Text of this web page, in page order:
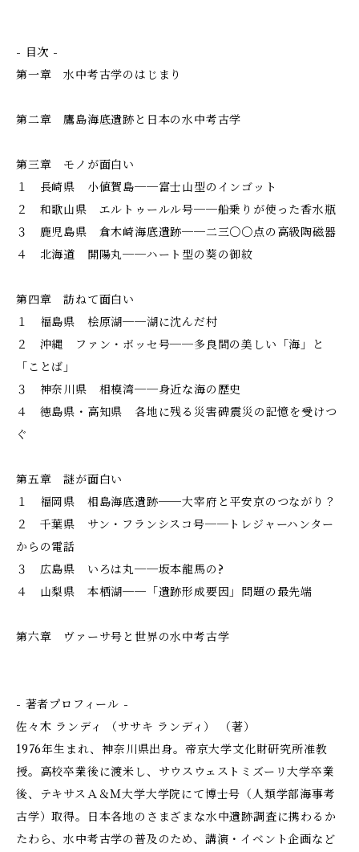
- 目次 -
第一章 水中考古学のはじまり
第二章 鷹島海底遺跡と日本の水中考古学
第三章 モノが面白い
１ 長崎県 小値賀島──富士山型のインゴット
２ 和歌山県 エルトゥールル号──船乗りが使った香水瓶
３ 鹿児島県 倉木崎海底遺跡──二三〇〇点の高級陶磁器
４ 北海道 開陽丸──ハート型の葵の御紋
第四章 訪ねて面白い
１ 福島県 桧原湖──湖に沈んだ村
２ 沖縄 ファン・ボッセ号──多良間の美しい「海」と
「ことば」
３ 神奈川県 相模湾──身近な海の歴史
４ 徳島県・高知県 各地に残る災害碑――震災の記憶を受けつ
ぐ
第五章 謎が面白い
１ 福岡県 相島海底遺跡──大宰府と平安京のつながり？
２ 千葉県 サン・フランシスコ号──トレジャーハンター
からの電話
３ 広島県 いろは丸──坂本龍馬の?
４ 山梨県 本栖湖──「遺跡形成要因」問題の最先端
第六章 ヴァーサ号と世界の水中考古学
- 著者プロフィール -
佐々木 ランディ （ササキ ランディ） （著）
1976年生まれ、神奈川県出身。帝京大学文化財研究所准教
授。高校卒業後に渡米し、サウスウェストミズーリ大学卒業
後、テキサスＡ＆Ｍ大学大学院にて博士号（人類学部海事考
古学）取得。日本各地のさまざまな水中遺跡調査に携わるか
たわら、水中考古学の普及のため、講演・イベント企画など